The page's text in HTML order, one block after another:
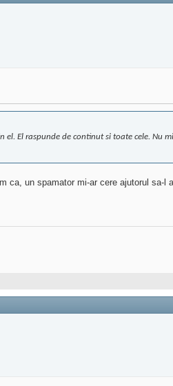
El raspunde de continut si toate cele. Nu
ca, un spamator mi-ar cere ajutorul sa-l